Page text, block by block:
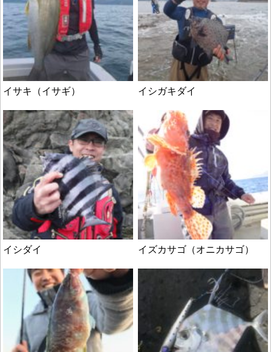
イサキ（イサギ） イシガキダイ
イシダイ イズカサゴ（オニカサゴ）